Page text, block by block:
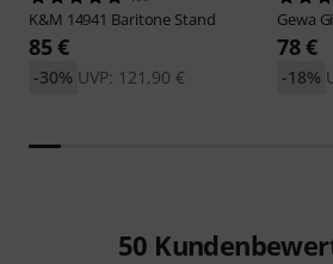
K&M 14941 Baritone Stand
85 €
UVP: 121,90 €
-30%
Gewa
78 €
-18%
50